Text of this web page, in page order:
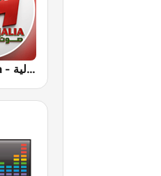
Radio Aljalia - راديو الجالية